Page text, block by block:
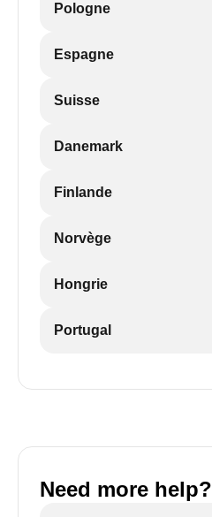
Pologne
Espagne
Suisse
Danemark
Finlande
Norvège
Hongrie
Portugal
Need more help?